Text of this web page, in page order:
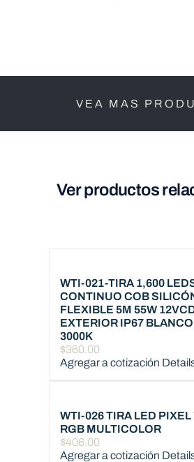
VEA MAS
Ver productos
WTI-021-TIRA 1,600
CONTINUO COB
FLEXIBLE 5M 55W
EXTERIOR IP67
3000K
$360.00
Agregar a cotización
WTI-026 TIRA LED PIXEL
RGB MULTICOLOR
$406.00
Agregar a cotización